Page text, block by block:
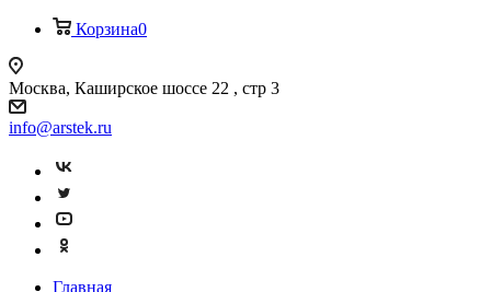
Корзина0
Москва, Каширское шоссе 22 , стр 3
info@arstek.ru
Главная